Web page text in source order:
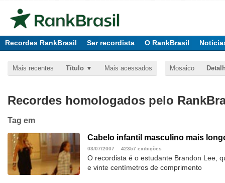
Recordes RankBrasil Ser recordista O RankBrasil
Mais recentes Título Mais acessados Mosaico
Recordes homologados pelo
Tag em
Cabelo infantil masculino mais
03/07/2007 42357 exibições
O recordista é o estudante Brandon Lee,
e vinte centímetros de comprimento